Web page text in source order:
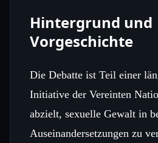
Hintergrund und
Vorgeschichte
Die Debatte ist Teil einer
Initiative der Vereinten
abzielt, sexuelle Gewalt in
Auseinandersetzungen zu